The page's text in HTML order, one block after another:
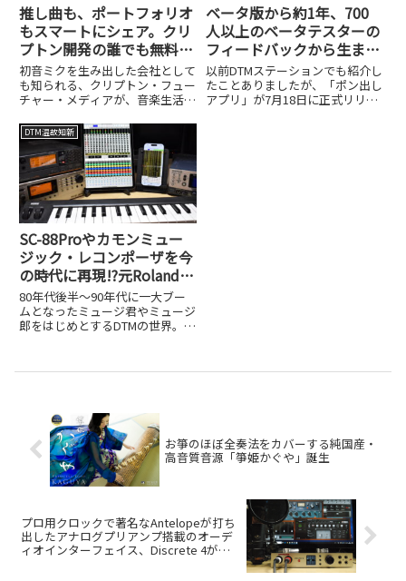
推し曲も、ポートフォリオ
もスマートにシェア。クリ
プトン開発の誰でも無料で
使える音楽リンクまとめサ
ービス「nodee」
初音ミクを生み出した会社として
も知られる、クリプトン・フュー
チャー・メディアが、音楽生活を
12月17日にリリースしました。
その名も「nodee（ノーディ
ー）」。これは簡単にいえば、あ
らゆる音楽配信サービスのリン
ク...
ベータ版から約1年、700
人以上のベータテスターの
フィードバックから生まれ
た日本製「ポン出しアプ
リ」を試してみた
以前DTMステーションでも紹介し
たことありましたが、「ポン出し
アプリ」が7月18日に正式リリー
DTM温故知新
SC-88Proやカモンミュー
ジック・レコンポーザを今
の時代に再現!?元Roland技
術者が個人でリリースした
iOSアプリ、UK-868がスゴ
イ!
80年代後半～90年代に一大ブー
ムとなったミュージ君やミュージ
郎をはじめとするDTMの世界。
モンミュージックのレコンポーザ
お箏のほぼ全奏法をカバーする純国産・
高音質音源「箏姫かぐや」誕生
プロ用クロックで著名なAntelopeが打ち
出したアナログプリアンプ搭載のオーデ
ィオインターフェイス、Discrete 4がス